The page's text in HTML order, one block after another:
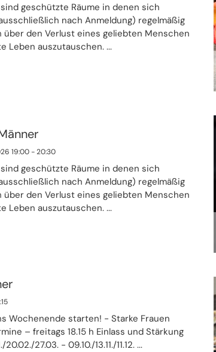
geschützte Räume in denen sich
nach Anmeldung) regelmäßig
den Verlust eines geliebten Menschen
Leben auszutauschen. ...
19:00 - 20:30
geschützte Räume in denen sich
nach Anmeldung) regelmäßig
den Verlust eines geliebten Menschen
Leben auszutauschen. ...
Wochenende starten! - Starke Frauen
– freitags 18.15 h Einlass und Stärkung
27.03. - 09.10./13.11./11.12. ...